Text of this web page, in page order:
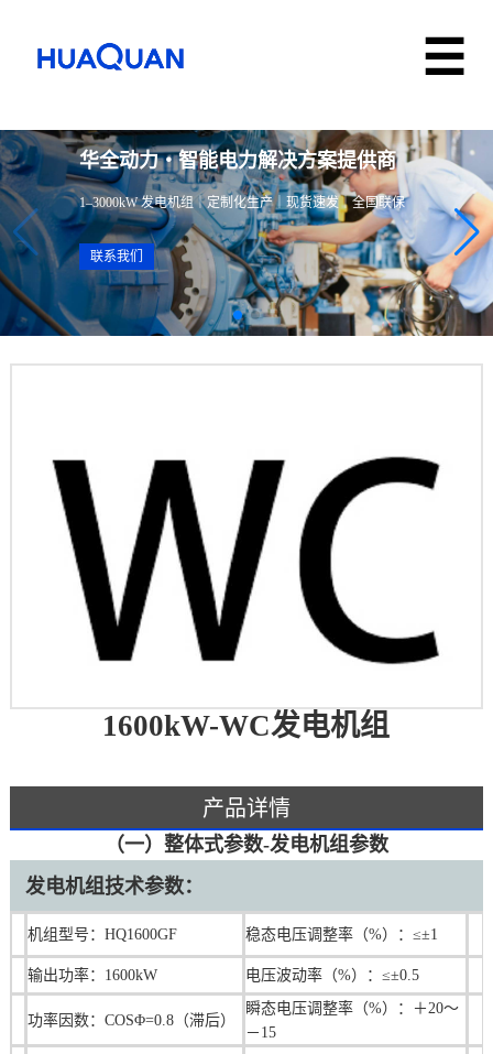
华全动力・智能电力解决方案提供商
1–3000kW 发电机组｜定制化生产｜现货速发｜全国联保
联系我们
1600kW-WC发电机组
产品详情
（一）整体式参数-发电机组参数
发电机组技术参数：
机组型号：HQ1600GF 稳态电压调整率（%）：≤±1
输出功率：1600kW 电压波动率（%）：≤±0.5
功率因数：COSΦ=0.8（滞后）
瞬态电压调整率（%）：＋20～
－15